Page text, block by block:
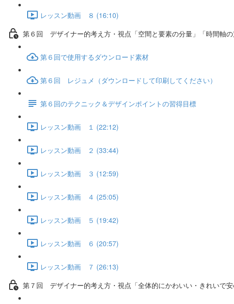
レッスン動画 ８ (16:10)
第６回 デザイナー的考え方・視点「空間と要素の分量」「時間軸の
第６回で使用するダウンロード素材
第６回 レジュメ（ダウンロードして印刷してください）
第６回のテクニック＆デザインポイントの習得目標
レッスン動画 １ (22:12)
レッスン動画 ２ (33:44)
レッスン動画 ３ (12:59)
レッスン動画 ４ (25:05)
レッスン動画 ５ (19:42)
レッスン動画 ６ (20:57)
レッスン動画 ７ (26:13)
第７回 デザイナー的考え方・視点「全体的にかわいい・きれいで安